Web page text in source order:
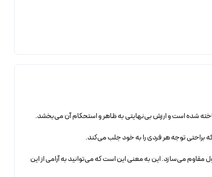
ساخته شده است و ارزش بی‌نهایتی به ظاهر و استحکام آن می‌بخشد.
براحتی توجه هر فردی را به خود جلب می‌کند.
می‌سازد. این به معنی این است که می‌توانید به آرامی از این